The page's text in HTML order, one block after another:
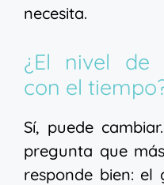
necesita.
¿El nivel de
con el
Sí, puede
pregunta que
responde bien: el